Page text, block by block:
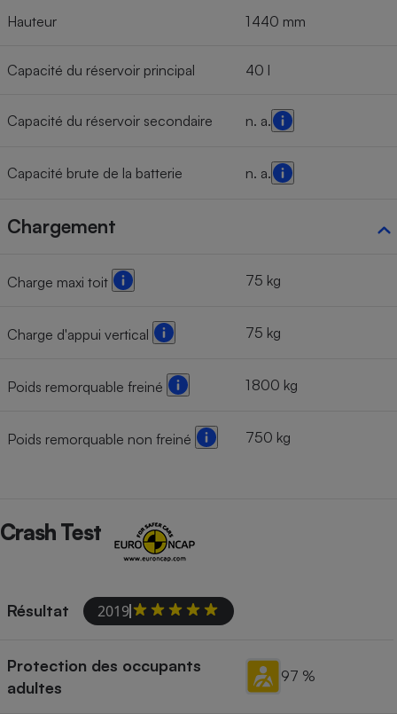
Hauteur 1 440 mm
Capacité du réservoir principal 40 l
Capacité du réservoir secondaire n. a.
Capacité brute de la batterie n. a.
Chargement
Charge maxi toit 75 kg
Charge d'appui vertical 75 kg
Poids remorquable freiné 1 800 kg
Poids remorquable non freiné 750 kg
Crash Test
Résultat 2019
Protection des occupants
adultes
97 %